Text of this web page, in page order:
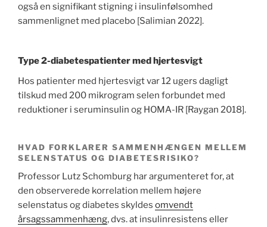
også en signifikant stigning i insulinfølsomhed
sammenlignet med placebo [Salimian 2022].
Type 2-diabetespatienter med hjertesvigt
Hos patienter med hjertesvigt var 12 ugers dagligt
tilskud med 200 mikrogram selen forbundet med
reduktioner i seruminsulin og HOMA-IR [Raygan 2018].
HVAD FORKLARER SAMMENHÆNGEN MELLEM
SELENSTATUS OG DIABETESRISIKO?
Professor Lutz Schomburg har argumenteret for, at
den observerede korrelation mellem højere
selenstatus og diabetes skyldes omvendt
årsagssammenhæng, dvs. at insulinresistens eller